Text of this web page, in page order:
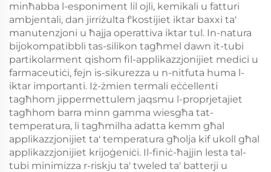
minħabba l-esponiment lil ojli, kemikali u fatturi
ambjentali, dan jirriżulta f'kostijiet iktar baxxi ta'
manutenzjoni u ħajja operattiva iktar tul. In-natura
bijokompatibbli tas-silikon tagħmel dawn it-tubi
partikolarment qishom fil-applikazzjonijiet medici u
farmaceutiċi, fejn is-sikurezza u n-nitfuta huma l-
iktar importanti. Iż-żmien termali eċċellenti
tagħhom jippermettulem jaqsmu l-proprjetajiet
tagħhom barra minn gamma wiesgħa tat-
temperatura, li tagħmilha adatta kemm għal
applikazzjonijiet ta' temperatura għolja kif ukoll għal
applikazzjonijiet krijoġeniċi. Il-finiċ-ħajjin lesta tal-
tubi minimizza r-riskju ta' tweled ta' batterji u